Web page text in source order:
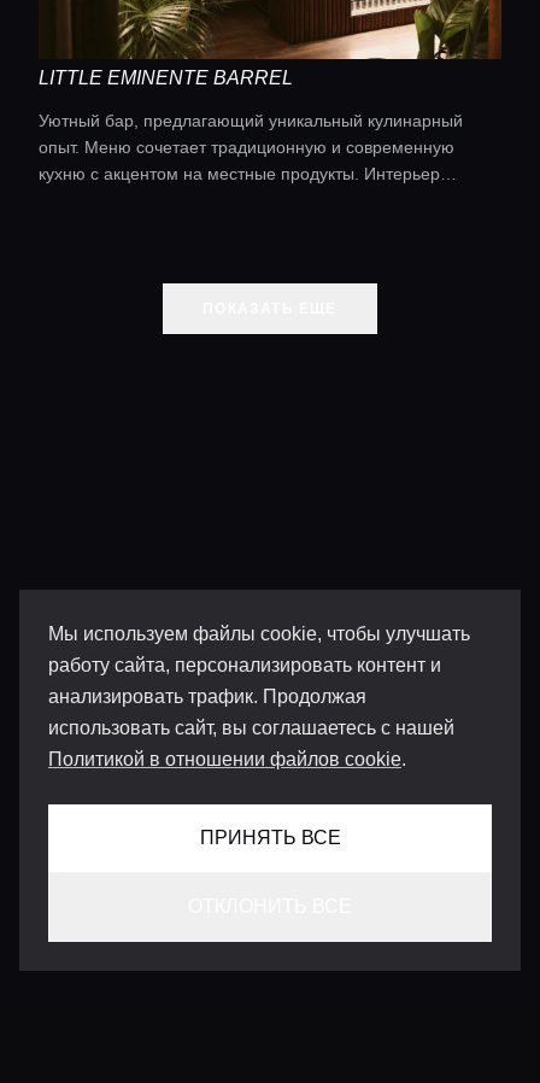
Мы используем файлы cookie, чтобы улучшать
работу сайта, персонализировать контент и
анализировать трафик. Продолжая
использовать сайт, вы соглашаетесь с нашей
Политикой в отношении файлов cookie.
ПРИНЯТЬ ВСЕ
LITTLE EMINENTE BARREL
Уютный бар, предлагающий уникальный кулинарный
опыт. Меню сочетает традиционную и современную
кухню с акцентом на местные продукты. Интерьер